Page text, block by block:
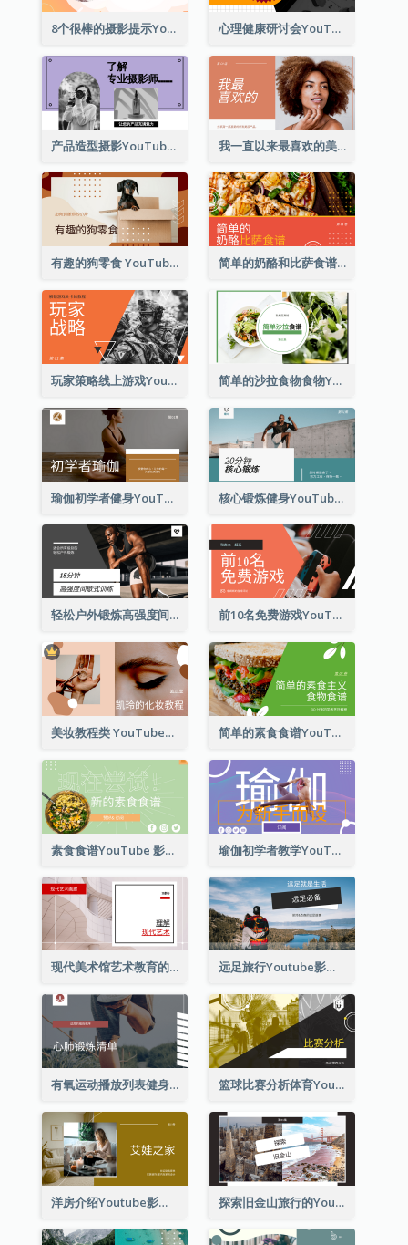
8个很棒的摄影提示Youtube影片缩图 心理健康研讨会YouTube影片缩图
产品造型摄影YouTube影片缩图 我一直以来最喜欢的美容产品 YouTube 影片缩图
有趣的狗零食 YouTube 影片缩图 简单的奶酪和比萨食谱 YouTube影片缩图
玩家策略线上游戏YouTube影片缩图 简单的沙拉食物食物YouTube影片缩图
瑜伽初学者健身YouTube影片缩图 核心锻炼健身YouTube影片缩图
轻松户外锻炼高强度间歇式训练YouTube影片缩图 前10名免费游戏YouTube影片缩图
美妆教程类 YouTube影片缩图 简单的素食食谱YouTube影片缩图
素食食谱YouTube 影片缩图 瑜伽初学者教学YouTube影片缩图
现代美术馆艺术教育的Youtube影片缩图 远足旅行Youtube影片缩图
有氧运动播放列表健身Youtube影片缩图 篮球比赛分析体育YouTube排名
洋房介绍Youtube影片缩图 探索旧金山旅行的Youtube影片缩图